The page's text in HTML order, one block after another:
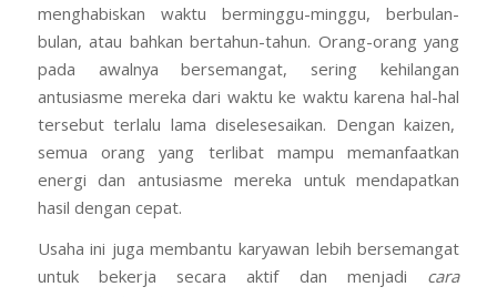
menghabiskan waktu berminggu-minggu, berbulan-
bulan, atau bahkan bertahun-tahun. Orang-orang yang
pada awalnya bersemangat, sering kehilangan
antusiasme mereka dari waktu ke waktu karena hal-hal
tersebut terlalu lama diselesesaikan. Dengan kaizen,
semua orang yang terlibat mampu memanfaatkan
energi dan antusiasme mereka untuk mendapatkan
hasil dengan cepat.
Usaha ini juga membantu karyawan lebih bersemangat
untuk bekerja secara aktif dan menjadi cara